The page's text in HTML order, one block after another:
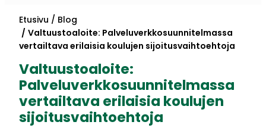
Etusivu
Blog
Valtuustoaloite: Palveluverkkosuunnitelmassa
vertailtava erilaisia koulujen sijoitusvaihtoehtoja
Valtuustoaloite:
Palveluverkkosuunnitelmassa
vertailtava erilaisia koulujen
sijoitusvaihtoehtoja